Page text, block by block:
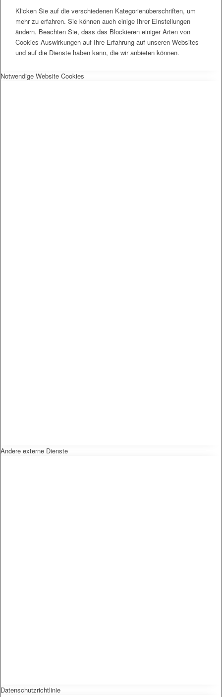
Klicken Sie auf die verschiedenen Kategorienüberschriften, um
mehr zu erfahren. Sie können auch einige Ihrer Einstellungen
ändern. Beachten Sie, dass das Blockieren einiger Arten von
Cookies Auswirkungen auf Ihre Erfahrung auf unseren Websites
und auf die Dienste haben kann, die wir anbieten können.
Notwendige Website Cookies
Andere externe Dienste
Datenschutzrichtlinie